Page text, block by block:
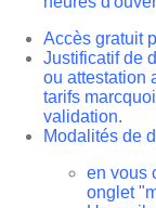
Accès gratuit
Justificatif de
ou attestation
tarifs
validation.
Modalités de
en vous
onglet